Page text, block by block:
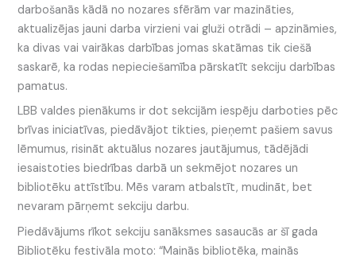
darbošanās kādā no nozares sfērām var mazināties,
aktualizējas jauni darba virzieni vai gluži otrādi – apzināmies,
ka divas vai vairākas darbības jomas skatāmas tik ciešā
saskarē, ka rodas nepieciešamība pārskatīt sekciju darbības
pamatus.
LBB valdes pienākums ir dot sekcijām iespēju darboties pēc
brīvas iniciatīvas, piedāvājot tikties, pieņemt pašiem savus
lēmumus, risināt aktuālus nozares jautājumus, tādējādi
iesaistoties biedrības darbā un sekmējot nozares un
bibliotēku attīstību. Mēs varam atbalstīt, mudināt, bet
nevaram pārņemt sekciju darbu.
Piedāvājums rīkot sekciju sanāksmes sasaucās ar šī gada
Bibliotēku festivāla moto: “Mainās bibliotēka, mainās